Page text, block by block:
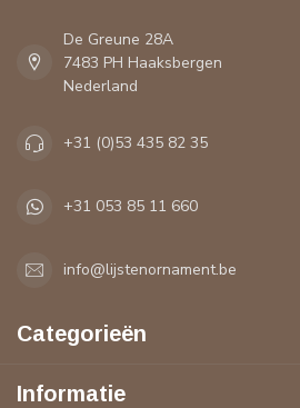
De Greune 28A
7483 PH Haaksbergen
Nederland
+31 (0)53 435 82 35
+31 053 85 11 660
info@lijstenornament.be
Categorieën
Informatie